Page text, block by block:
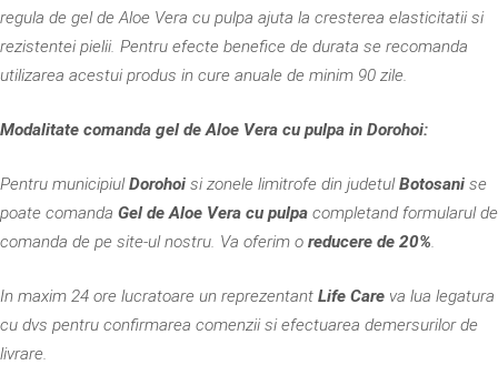
regula de gel de Aloe Vera cu pulpa ajuta la cresterea elasticitatii si
rezistentei pielii. Pentru efecte benefice de durata se recomanda
utilizarea acestui produs in cure anuale de minim 90 zile.
Modalitate comanda gel de Aloe Vera cu pulpa in Dorohoi:
Pentru municipiulDorohoi si zonele limitrofe din judetulBotosani se
poate comanda Gel de Aloe Vera cu pulpa completand formularul de
comanda de pe site-ul nostru. Va oferim o reducere de 20%.
In maxim 24 ore lucratoare un reprezentant Life Care va lua legatura
cu dvs pentru confirmarea comenzii si efectuarea demersurilor de
livrare.